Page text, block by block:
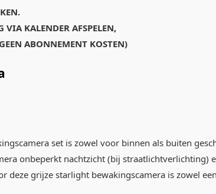
VIA KALENDER AFSPELEN,
ABONNEMENT KOSTEN)
set is zowel voor binnen als buiten
onbeperkt nachtzicht (bij straatlichtverlichting)
deze grijze starlight bewakingscamera is zowel